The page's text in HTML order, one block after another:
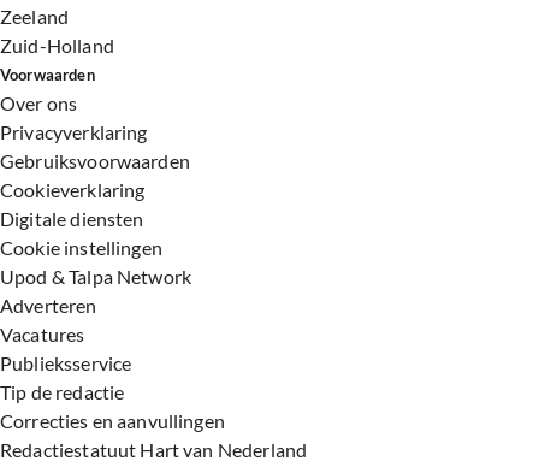
Zeeland
Zuid-Holland
Voorwaarden
Over ons
Privacyverklaring
Gebruiksvoorwaarden
Cookieverklaring
Digitale diensten
Cookie instellingen
Upod & Talpa Network
Adverteren
Vacatures
Publieksservice
Tip de redactie
Correcties en aanvullingen
Redactiestatuut Hart van Nederland